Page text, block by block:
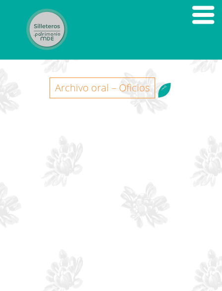
Archivo oral – Oficios